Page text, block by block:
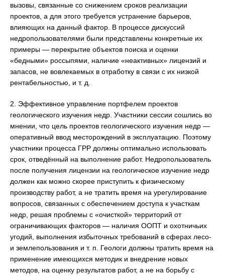
вызовы, связанные со снижением сроков реализации
проектов, а для этого требуется устранение барьеров,
влияющих на данный фактор. В процессе дискуссий
недропользователями были представлены конкретные их
примеры — перекрытие объектов поиска и оценки
«бедными» россыпями, наличие «неактивных» лицензий и
запасов, не вовлекаемых в отработку в связи с их низкой
рентабельностью, и т. д.
2. Эффективное управление портфелем проектов
геологического изучения недр. Участники сессии сошлись во
мнении, что цель проектов геологического изучения недр —
оперативный ввод месторождений в эксплуатацию. Поэтому
участники процесса ГРР должны оптимально использовать
срок, отведённый на выполнение работ. Недропользователь
после получения лицензии на геологическое изучение недр
должен как можно скорее приступить к физическому
производству работ, а не тратить время на урегулирование
вопросов, связанных с обеспечением доступа к участкам
недр, решая проблемы с «очисткой» территорий от
ограничивающих факторов — наличия ООПТ и охотничьих
угодий, выполнения избыточных требований в сферах лесо-
и землепользования и т. п. Геологи должны тратить время на
применение имеющихся методик и внедрение новых
методов, на оценку результатов работ, а не на борьбу с